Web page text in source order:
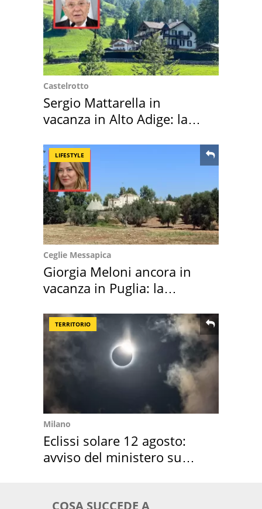
Castelrotto
Sergio Mattarella in
vacanza in Alto Adige: la
LIFESTYLE
Ceglie Messapica
Giorgia Meloni ancora in
vacanza in Puglia: la
TERRITORIO
Milano
Eclissi solare 12 agosto:
avviso del ministero su